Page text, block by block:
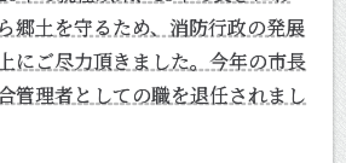
郷土を守るため、消防行政の発展
にご尽力頂きました。今年の市長
管理者としての職を退任されまし